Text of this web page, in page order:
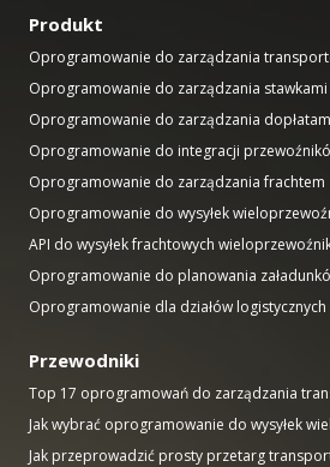
Produkt
Oprogramowanie do zarządzania
Oprogramowanie do zarządzania
Oprogramowanie do zarządzania
Oprogramowanie do integracji
Oprogramowanie do zarządzania frachtem
Oprogramowanie do wysyłek
API do wysyłek frachtowych
Oprogramowanie do planowania
Oprogramowanie dla działów logistycznych
Przewodniki
Top 17 oprogramowań do zarządzania
Jak wybrać oprogramowanie do wysyłek
Jak przeprowadzić prosty przetarg